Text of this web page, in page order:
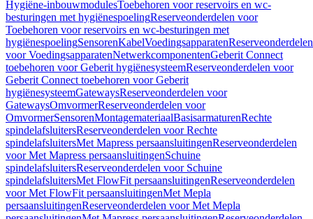
Hygiëne-inbouwmodulesToebehoren voor reservoirs en wc-
besturingen met hygiënespoelingReserveonderdelen voor
Toebehoren voor reservoirs en wc-besturingen met
hygiënespoelingSensorenKabelVoedingsapparatenReserveonderdelen
voor VoedingsapparatenNetwerkcomponentenGeberit Connect
toebehoren voor Geberit hygiënesysteemReserveonderdelen voor
Geberit Connect toebehoren voor Geberit
hygiënesysteemGatewaysReserveonderdelen voor
GatewaysOmvormerReserveonderdelen voor
OmvormerSensorenMontagemateriaalBasisarmaturenRechte
spindelafsluitersReserveonderdelen voor Rechte
spindelafsluitersMet Mapress persaansluitingenReserveonderdelen
voor Met Mapress persaansluitingenSchuine
spindelafsluitersReserveonderdelen voor Schuine
spindelafsluitersMet FlowFit persaansluitingenReserveonderdelen
voor Met FlowFit persaansluitingenMet Mepla
persaansluitingenReserveonderdelen voor Met Mepla